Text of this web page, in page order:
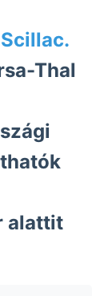
Thal
alattit